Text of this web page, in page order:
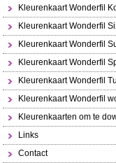
Kleurenkaart Wonderfil
Kleurenkaart Wonderfil
Kleurenkaart Wonderfil
Kleurenkaart Wonderfil
Kleurenkaart Wonderfil
Kleurenkaart Wonderfil
Kleurenkaarten om te
Links
Contact